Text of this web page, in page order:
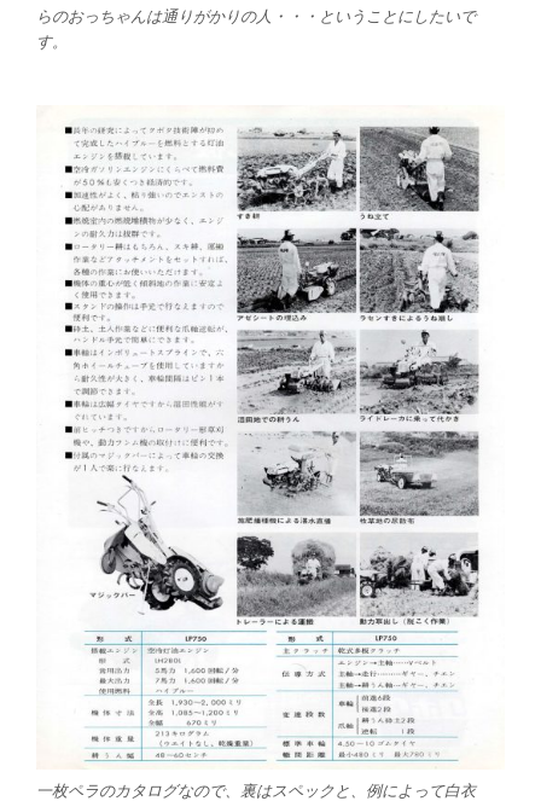
らのおっちゃんは通りがかりの人・・・ということにしたいで
す。
一枚ペラのカタログなので、裏はスペックと、例によって白衣